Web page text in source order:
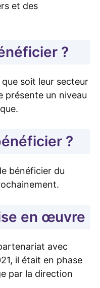
et des
?
soit leur secteur
présente un niveau
?
bénéficier du
en œuvre
avec
il était en phase
par la direction